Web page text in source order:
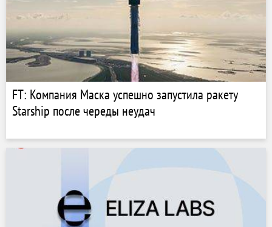
FT: Компания Маска успешно запустила ракету
Starship после череды неудач